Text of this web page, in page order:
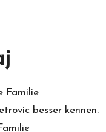
Familie
besser kennen.